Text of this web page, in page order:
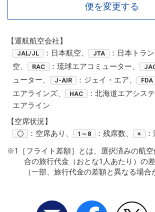
便を変更する
【運航航空会社】
JAL/JL ：日本航空、 JTA
：日本トラ
空、
RAC ：琉球エアコミューター、
ューター、
J-AIR ：ジェイ・エア、 FDA
エアラインズ、
HAC ：北海道エアシステ
エアライン
【空席状況】
〇 ：空席あり、 1～8 ：残席数、 ×
※1［フライト差額］とは、選択済みの航
合の旅行代金（おとな1人あたり）の
（一部、旅行代金の差額と異なる場合